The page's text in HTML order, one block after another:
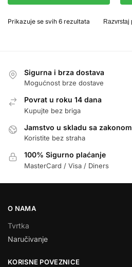
Prikazuje se svih 6 rezultata
Sigurna i brza dostava
Mogućnost brze dostave
Povrat u roku 14 dana
Kupujte bez briga
Jamstvo u skladu sa zakonom
Koristite bez straha
100% Sigurno plaćanje
MasterCard / Visa / Diners
O NAMA
Tvrtka
Naručivanje
KORISNE POVEZNICE